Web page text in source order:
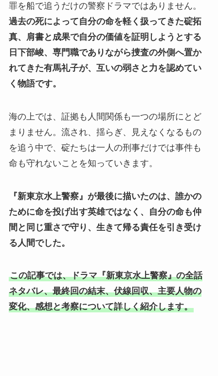
罪を船で追うだけの警察ドラマではありません。
過去の死によって自分の命を軽く扱ってきた碇拓
真、肩書と成果で自分の価値を証明しようとする
日下部峻、専門職でありながら捜査の外側へ置か
れてきた有馬礼子が、互いの弱さと力を認めてい
く物語です。
海の上では、証拠も人間関係も一つの場所にとど
まりません。流され、揺らぎ、見えなくなるもの
を追う中で、碇たちは一人の刑事だけでは事件も
命も守れないことを知っていきます。
『新東京水上警察』が最後に描いたのは、誰かの
ために命を投げ出す英雄ではなく、自分の命も仲
間と同じ重さで守り、生きて帰る責任を引き受け
る人間でした。
この記事では、ドラマ『新東京水上警察』の全話
ネタバレ、最終回の結末、伏線回収、主要人物の
変化、感想と考察について詳しく紹介します。